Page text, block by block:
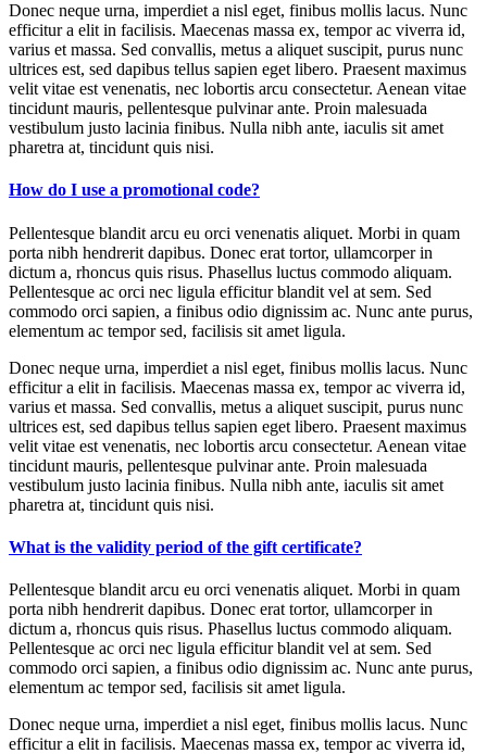
Donec neque urna, imperdiet a nisl eget, finibus mollis lacus. Nunc
efficitur a elit in facilisis. Maecenas massa ex, tempor ac viverra id,
varius et massa. Sed convallis, metus a aliquet suscipit, purus nunc
ultrices est, sed dapibus tellus sapien eget libero. Praesent maximus
velit vitae est venenatis, nec lobortis arcu consectetur. Aenean vitae
tincidunt mauris, pellentesque pulvinar ante. Proin malesuada
vestibulum justo lacinia finibus. Nulla nibh ante, iaculis sit amet
pharetra at, tincidunt quis nisi.
How do I use a promotional code?
Pellentesque blandit arcu eu orci venenatis aliquet. Morbi in quam
porta nibh hendrerit dapibus. Donec erat tortor, ullamcorper in
dictum a, rhoncus quis risus. Phasellus luctus commodo aliquam.
Pellentesque ac orci nec ligula efficitur blandit vel at sem. Sed
commodo orci sapien, a finibus odio dignissim ac. Nunc ante purus,
elementum ac tempor sed, facilisis sit amet ligula.
Donec neque urna, imperdiet a nisl eget, finibus mollis lacus. Nunc
efficitur a elit in facilisis. Maecenas massa ex, tempor ac viverra id,
varius et massa. Sed convallis, metus a aliquet suscipit, purus nunc
ultrices est, sed dapibus tellus sapien eget libero. Praesent maximus
velit vitae est venenatis, nec lobortis arcu consectetur. Aenean vitae
tincidunt mauris, pellentesque pulvinar ante. Proin malesuada
vestibulum justo lacinia finibus. Nulla nibh ante, iaculis sit amet
pharetra at, tincidunt quis nisi.
What is the validity period of the gift certificate?
Pellentesque blandit arcu eu orci venenatis aliquet. Morbi in quam
porta nibh hendrerit dapibus. Donec erat tortor, ullamcorper in
dictum a, rhoncus quis risus. Phasellus luctus commodo aliquam.
Pellentesque ac orci nec ligula efficitur blandit vel at sem. Sed
commodo orci sapien, a finibus odio dignissim ac. Nunc ante purus,
elementum ac tempor sed, facilisis sit amet ligula.
Donec neque urna, imperdiet a nisl eget, finibus mollis lacus. Nunc
efficitur a elit in facilisis. Maecenas massa ex, tempor ac viverra id,